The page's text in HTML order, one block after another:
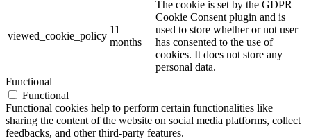
viewed_cookie_policy
11
months
The cookie is set by the GDPR
Cookie Consent plugin and is
used to store whether or not user
has consented to the use of
cookies. It does not store any
personal data.
Functional
Functional
Functional cookies help to perform certain functionalities like
sharing the content of the website on social media platforms, collect
feedbacks, and other third-party features.